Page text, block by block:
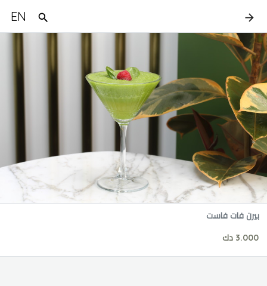
EN
بيرن فات فاست
3.000 دك